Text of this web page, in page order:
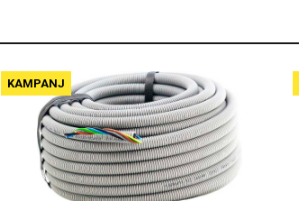
KAMPANJ